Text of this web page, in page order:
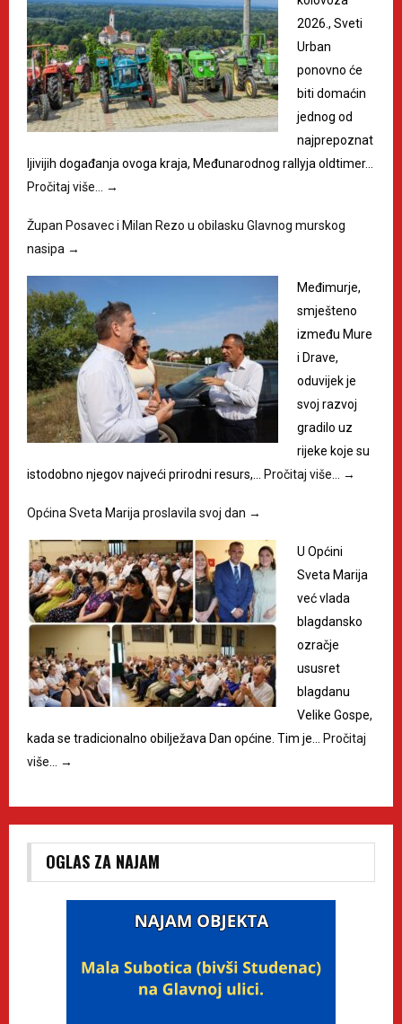
2026., Sveti
Urban
ponovno će
biti domaćin
jednog od
najprepoznat
ljivijih događanja ovoga kraja, Međunarodnog rallyja oldtimer…
Pročitaj više… →
Župan Posavec i Milan Rezo u obilasku Glavnog murskog
nasipa →
Međimurje,
smješteno
između Mure
i Drave,
oduvijek je
svoj razvoj
gradilo uz
rijeke koje su
istodobno njegov najveći prirodni resurs,… Pročitaj više… →
Općina Sveta Marija proslavila svoj dan →
U Općini
Sveta Marija
već vlada
blagdansko
ozračje
ususret
blagdanu
Velike Gospe,
kada se tradicionalno obilježava Dan općine. Tim je… Pročitaj
više… →
OGLAS ZA NAJAM